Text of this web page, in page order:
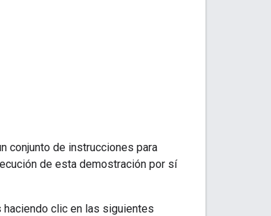
conjunto de instrucciones para
de esta demostración por sí
haciendo clic en las siguientes